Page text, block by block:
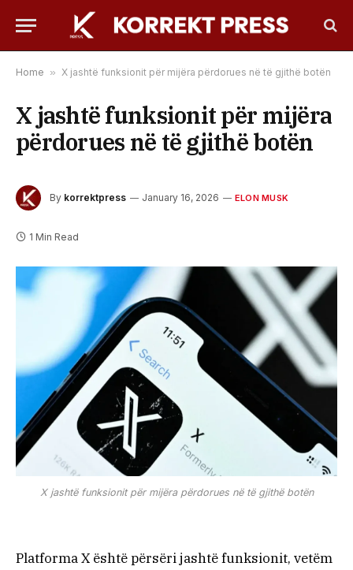
Home » X jashtë funksionit për mijëra përdorues në të gjithë botën
X jashtë funksionit për mijëra
përdorues në të gjithë botën
By korrektpress January 16, 2026 ELON MUSK
1 Min Read
X jashtë funksionit për mijëra përdorues në të gjithë botën
Platforma X është përsëri jashtë funksionit, vetëm